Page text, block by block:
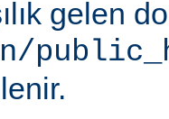
gelen